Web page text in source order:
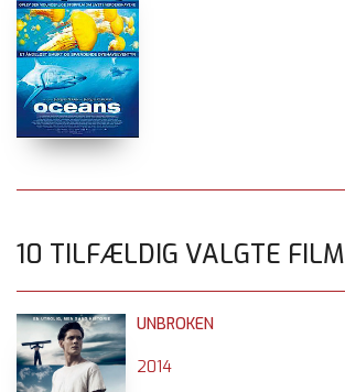
10 TILFÆLDIG VALGTE FILM
UNBROKEN
2014